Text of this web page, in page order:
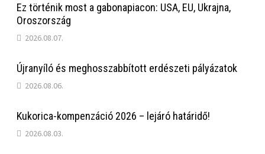
Ez történik most a gabonapiacon: USA, EU, Ukrajna,
Oroszország
2026.08.07.
Újranyíló és meghosszabbított erdészeti pályázatok
2026.08.06.
Kukorica-kompenzáció 2026 – lejáró határidő!
2026.08.03.